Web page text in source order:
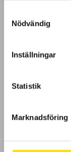
Nödvändig
Inställningar
Statistik
Marknadsföring